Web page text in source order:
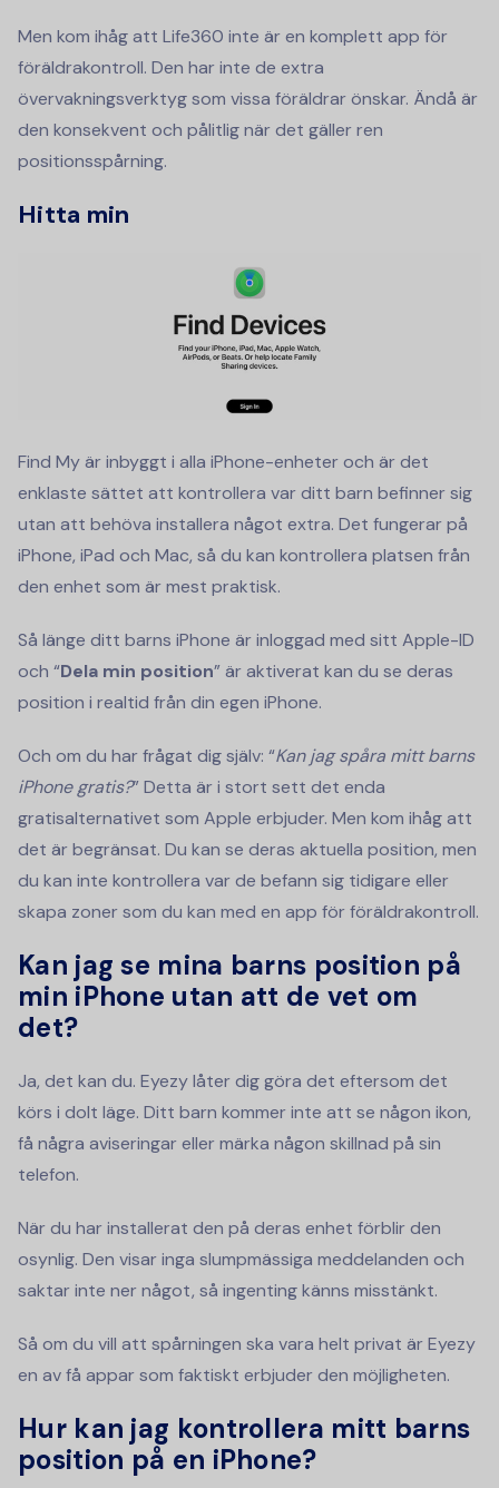
Men kom ihåg att Life360 inte är en komplett app för
föräldrakontroll. Den har inte de extra
övervakningsverktyg som vissa föräldrar önskar. Ändå är
den konsekvent och pålitlig när det gäller ren
positionsspårning.
Hitta min
Find My är inbyggt i alla iPhone-enheter och är det
enklaste sättet att kontrollera var ditt barn befinner sig
utan att behöva installera något extra. Det fungerar på
iPhone, iPad och Mac, så du kan kontrollera platsen från
den enhet som är mest praktisk.
Så länge ditt barns iPhone är inloggad med sitt Apple-ID
och “Dela min position” är aktiverat kan du se deras
position i realtid från din egen iPhone.
Och om du har frågat dig själv: “Kan jag spåra mitt barns
iPhone gratis?” Detta är i stort sett det enda
gratisalternativet som Apple erbjuder. Men kom ihåg att
det är begränsat. Du kan se deras aktuella position, men
du kan inte kontrollera var de befann sig tidigare eller
skapa zoner som du kan med en app för föräldrakontroll.
Kan jag se mina barns position på
min iPhone utan att de vet om
det?
Ja, det kan du. Eyezy låter dig göra det eftersom det
körs i dolt läge. Ditt barn kommer inte att se någon ikon,
få några aviseringar eller märka någon skillnad på sin
telefon.
När du har installerat den på deras enhet förblir den
osynlig. Den visar inga slumpmässiga meddelanden och
saktar inte ner något, så ingenting känns misstänkt.
Så om du vill att spårningen ska vara helt privat är Eyezy
en av få appar som faktiskt erbjuder den möjligheten.
Hur kan jag kontrollera mitt barns
position på en iPhone?